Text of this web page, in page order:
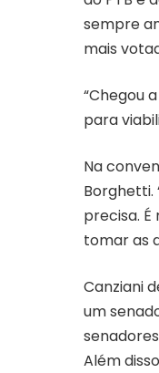
sempre
mais
“Chegou
para
Na
Borghetti.
precisa.
tomar as
Canziani
um
Além